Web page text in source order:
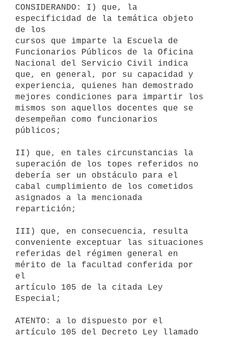
CONSIDERANDO: I) que, la
especificidad de la temática objeto
de los
cursos que imparte la Escuela de
Funcionarios Públicos de la Oficina
Nacional del Servicio Civil indica
que, en general, por su capacidad y
experiencia, quienes han demostrado
mejores condiciones para impartir los
mismos son aquellos docentes que se
desempeñan como funcionarios
públicos;
II) que, en tales circunstancias la
superación de los topes referidos no
debería ser un obstáculo para el
cabal cumplimiento de los cometidos
asignados a la mencionada
repartición;
III) que, en consecuencia, resulta
conveniente exceptuar las situaciones
referidas del régimen general en
mérito de la facultad conferida por
el
artículo 105 de la citada Ley
Especial;
ATENTO: a lo dispuesto por el
artículo 105 del Decreto Ley llamado